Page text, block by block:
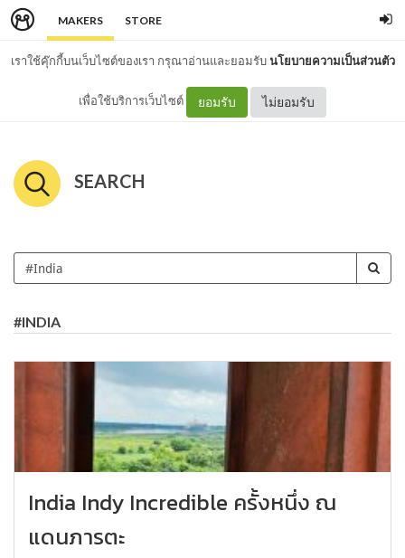
MAKERS STORE
เราใช้คุ๊กกี้บนเว็บไซต์ของเรา กรุณาอ่านและยอมรับนโยบายความเป็นส่วนตัว
เพื่อใช้บริการเว็บไซต์ ยอมรับ ไม่ยอมรับ
SEARCH
#INDIA
India Indy Incredible ครั้งหนึ่ง ณ
แดนภารตะ